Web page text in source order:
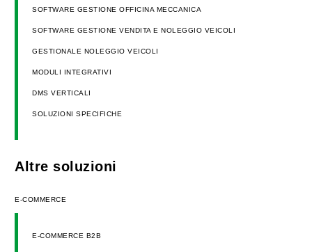
SOFTWARE GESTIONE OFFICINA MECCANICA
SOFTWARE GESTIONE VENDITA E NOLEGGIO VEICOLI
GESTIONALE NOLEGGIO VEICOLI
MODULI INTEGRATIVI
DMS VERTICALI
SOLUZIONI SPECIFICHE
Altre soluzioni
E-COMMERCE
E-COMMERCE B2B